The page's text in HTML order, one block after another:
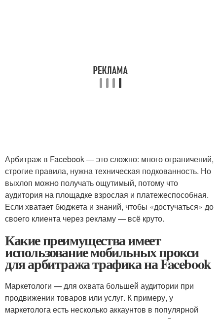
Арбитраж в Facebook — это сложно: много ограничений,
строгие правила, нужна техническая подкованность. Но
выхлоп можно получать ощутимый, потому что
аудитория на площадке взрослая и платежеспособная.
Если хватает бюджета и знаний, чтобы «достучаться» до
своего клиента через рекламу — всё круто.
Какие преимущества имеет
использование мобильных прокси
для арбитража трафика на Facebook
Маркетологи — для охвата большей аудитории при
продвижении товаров или услуг. К примеру, у
маркетолога есть несколько аккаунтов в популярной